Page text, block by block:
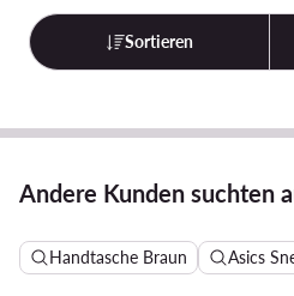
Sortieren
Andere Kunden suchten
Handtasche Braun Asics